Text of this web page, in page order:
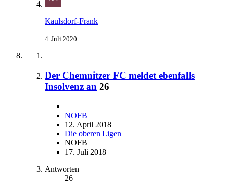
Kaulsdorf-Frank
4. Juli 2020
Der Chemnitzer FC meldet ebenfalls
Insolvenz an 26
NOFB
12. April 2018
Die oberen Ligen
NOFB
17. Juli 2018
Antworten
26